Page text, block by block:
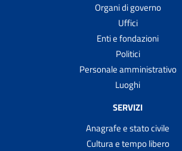
Organi di governo
Uffici
Enti e fondazioni
Politici
Personale amministrativo
Luoghi
SERVIZI
Anagrafe e stato civile
Cultura e tempo libero